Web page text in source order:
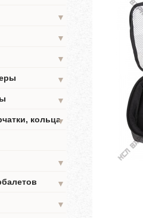
▼
▼
▼
▼
▼
кольца▼
▼
▼
▼